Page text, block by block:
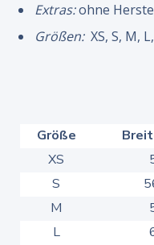
Extras:ohne
Größen:XS, S, M,
Größe
XS
S
M
L